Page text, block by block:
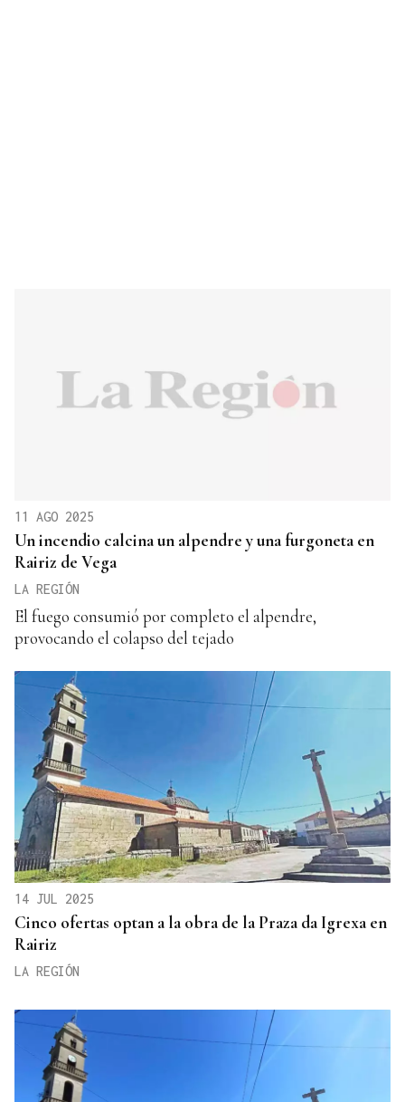
11 AGO 2025
Un incendio calcina un alpendre y una furgoneta en
Rairiz de Vega
LA REGIÓN
El fuego consumió por completo el alpendre,
provocando el colapso del tejado
14 JUL 2025
Cinco ofertas optan a la obra de la Praza da Igrexa en
Rairiz
LA REGIÓN